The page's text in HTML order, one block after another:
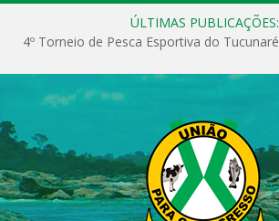
ÚLTIMAS PUBLICAÇÕES: